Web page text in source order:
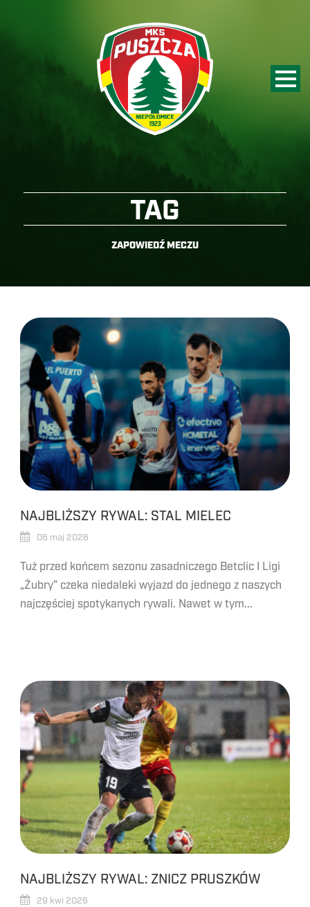
TAG
ZAPOWIEDŹ MECZU
NAJBLIŻSZY RYWAL: STAL MIELEC
06 maj 2026
Tuż przed końcem sezonu zasadniczego Betclic I Ligi
„Żubry” czeka niedaleki wyjazd do jednego z naszych
najczęściej spotykanych rywali. Nawet w tym...
NAJBLIŻSZY RYWAL: ZNICZ PRUSZKÓW
29 kwi 2026